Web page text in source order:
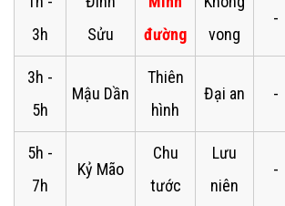
3h
Sửu
đường
vong
-
3h -
5h
Mậu Dần
Thiên
hình
Đại an -
5h -
7h
Kỷ Mão
Chu
tước
Lưu
niên
-